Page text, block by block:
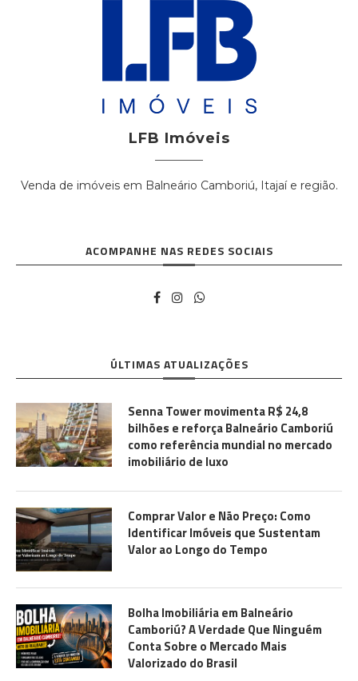
LFB Imóveis
Venda de imóveis em Balneário Camboriú, Itajaí e região.
ACOMPANHE NAS REDES SOCIAIS
ÚLTIMAS ATUALIZAÇÕES
Senna Tower movimenta R$ 24,8
bilhões e reforça Balneário Camboriú
como referência mundial no mercado
imobiliário de luxo
Comprar Valor e Não Preço: Como
Identificar Imóveis que Sustentam
Valor ao Longo do Tempo
Bolha Imobiliária em Balneário
Camboriú? A Verdade Que Ninguém
Conta Sobre o Mercado Mais
Valorizado do Brasil